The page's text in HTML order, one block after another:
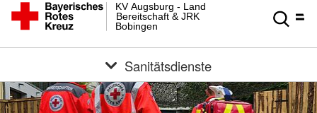
Bobingen
Bereitschaft & JRK
KV Augsburg - Land
Sanitätsdienste